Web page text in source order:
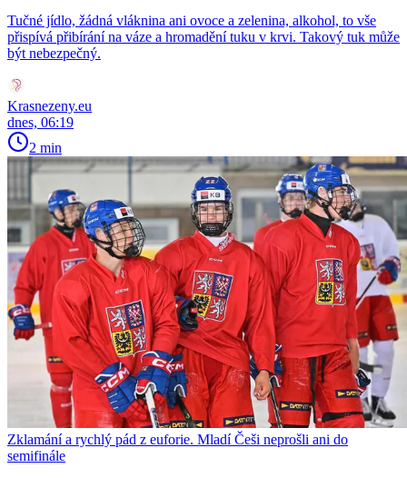
Tučné jídlo, žádná vláknina ani ovoce a zelenina, alkohol, to vše
přispívá přibírání na váze a hromadění tuku v krvi. Takový tuk může
být nebezpečný.
Krasnezeny.eu
dnes, 06:19
2 min
Zklamání a rychlý pád z euforie. Mladí Češi neprošli ani do
semifinále